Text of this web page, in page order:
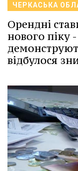
ЧЕРКАСЬКА
Орендні
нового піку
відбулося